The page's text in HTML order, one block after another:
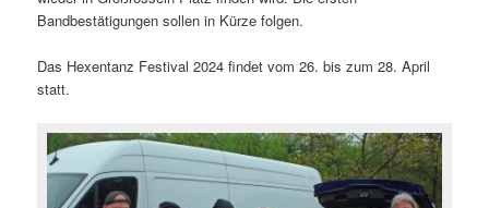
Bandbestätigungen sollen in Kürze folgen.
Das Hexentanz Festival 2024 findet vom 26. bis zum 28. April
statt.